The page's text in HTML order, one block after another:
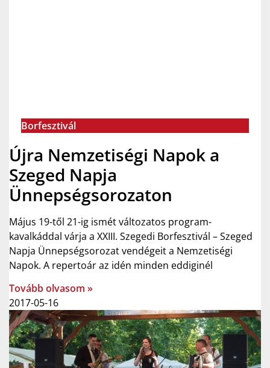
Borfesztivál
Újra Nemzetiségi Napok a
Szeged Napja
Ünnepségsorozaton
Május 19-től 21-ig ismét változatos program-
kavalkáddal várja a XXIII. Szegedi Borfesztivál – Szeged
Napja Ünnepségsorozat vendégeit a Nemzetiségi
Napok. A repertoár az idén minden eddiginél
Tovább olvasom »
2017-05-16